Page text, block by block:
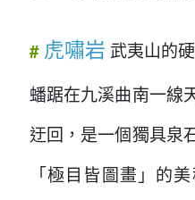
# 虎嘯岩 武夷山的
蟠踞在九溪曲南一線
迂回，是一個獨具泉
「極目皆圖畫」的